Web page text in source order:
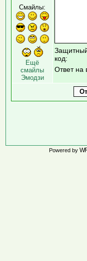
Смайлы:
Ещё
смайлы
Эмодзи
код:
Ответ на
Powered by